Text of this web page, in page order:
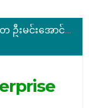
ပြည်ထောင်စုဝန်ကြီး ဦးဆန်းဦး တရုတ်ပြည်သူ့သမ္မတနိုင်ငံ၊ ရွှေလီမြို့၊ ကျယ်ဂေါင်နယ်စပ်ကုန်သွယ်ရေးဇုန်တွင် မြန်မာ့ကျောက်မျက်ရတနာပြပွဲ တက်ရောက်ဖွင့်လှစ်
နိုင်ငံတော်သမ္မတ ဦးမင်းအောင်လှိုင် မိုးကုတ်ရတနာမြေမှရှာဖွေတွေ့ရှိသည့် ထူးခြားလှပပြီး အရွယ်အစားကြီးမားသည့် နီလာအရိုင်းတုံးကြီးအားကြည့်ရှု
ပြည်ထောင်စုဝန်ကြီး ဦးဆန်းဦး မြန်မာ့ကျောက်မျက်ရတနာပြတိုက် (နေပြည်တော်) အကြီးစားပြုပြင်နေမှုများအား ကြည့်ရှုစစ်ဆေး